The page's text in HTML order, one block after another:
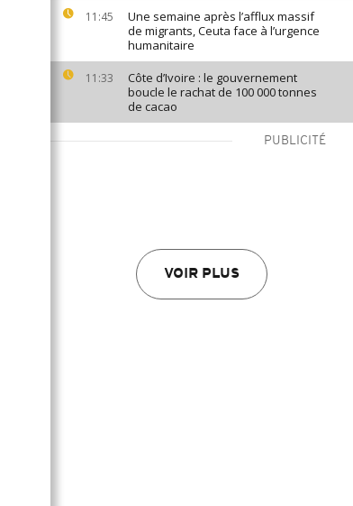
11:45
Une semaine après l’afflux massif
de migrants, Ceuta face à l’urgence
humanitaire
11:33
Côte d’Ivoire : le gouvernement
boucle le rachat de 100 000 tonnes
de cacao
PUBLICITÉ
VOIR PLUS